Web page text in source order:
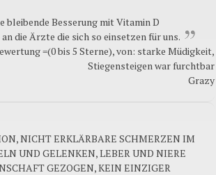
bleibende Besserung mit Vitamin D
die Ärzte die sich so einsetzen für uns.
=(0 bis 5 Sterne), von: starke Müdigkeit,
Stiegensteigen war furchtbar
Grazy
NICHT ERKLÄRBARE SCHMERZEN IM
UND GELENKEN, LEBER UND NIERE
GEZOGEN, KEIN EINZIGER